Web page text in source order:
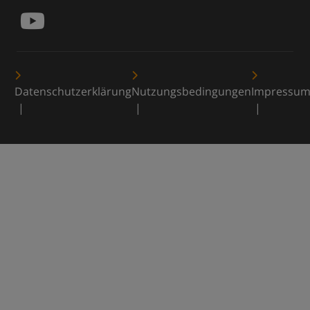
DatenschutzerklärungNutzungsbedingungenImpressum